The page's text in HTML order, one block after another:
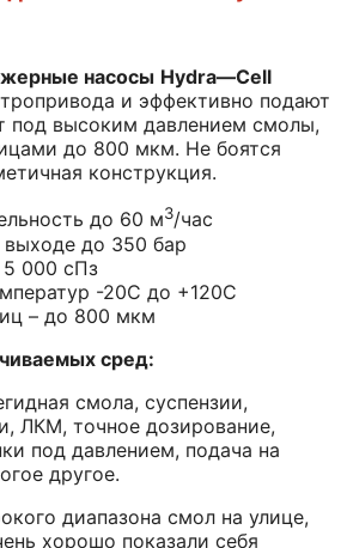
насосы Hydra—Cell
и эффективно подают
под высоким давлением смолы,
до 800 мкм. Не боятся
конструкция.
до 60 м3/час
выходе до 350 бар
5 000 сПз
-20С до +120С
– до 800 мкм
сред:
смола, суспензии,
ЛКМ, точное дозирование,
под давлением, подача на
другое.
диапазона смол на улице,
хорошо показали себя